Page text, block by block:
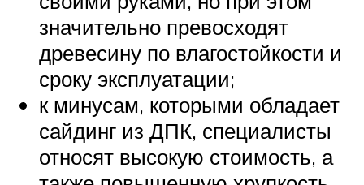
значительно превосходят
древесину по влагостойкости и
сроку эксплуатации;
к минусам, которыми обладает
сайдинг из ДПК, специалисты
относят высокую стоимость, а